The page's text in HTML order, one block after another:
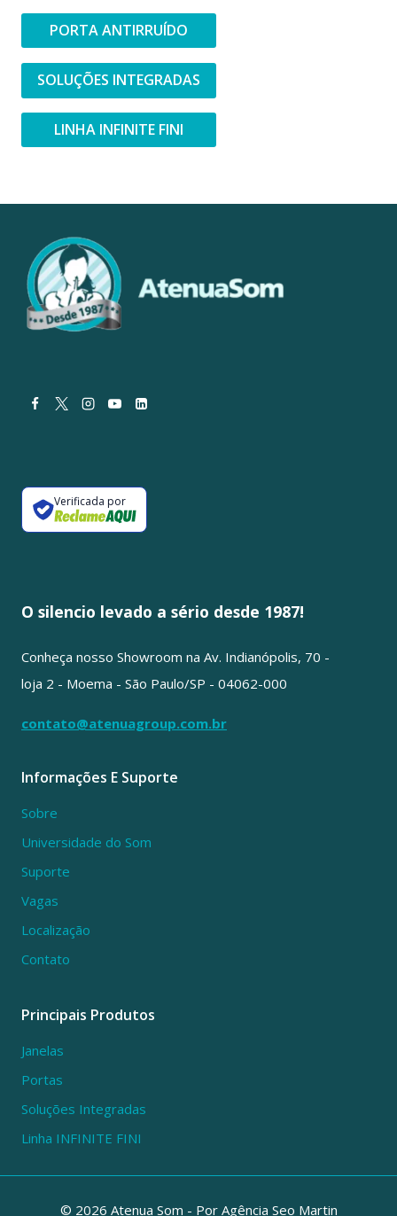
PORTA ANTIRRUÍDO
SOLUÇÕES INTEGRADAS
LINHA INFINITE FINI
Verificada por
O silencio levado a sério desde 1987!
Conheça nosso Showroom na Av. Indianópolis, 70 -
loja 2 - Moema - São Paulo/SP - 04062-000
contato@atenuagroup.com.br
Informações E Suporte
Sobre
Universidade do Som
Suporte
Vagas
Localização
Contato
Principais Produtos
Janelas
Portas
Soluções Integradas
Linha INFINITE FINI
© 2026 Atenua Som - Por Agência Seo Martin